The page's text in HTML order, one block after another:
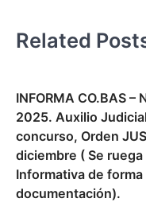
Related
INFORMA CO.BAS –
2025. Auxilio
concurso, Orden
diciembre ( Se
Informativa de
documentación).